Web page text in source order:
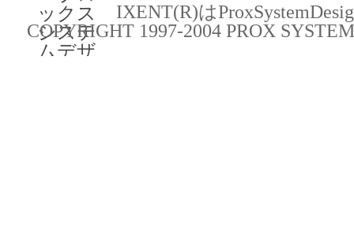
IXENT(R)は
COPYRIGHT 1997-2004 PROX